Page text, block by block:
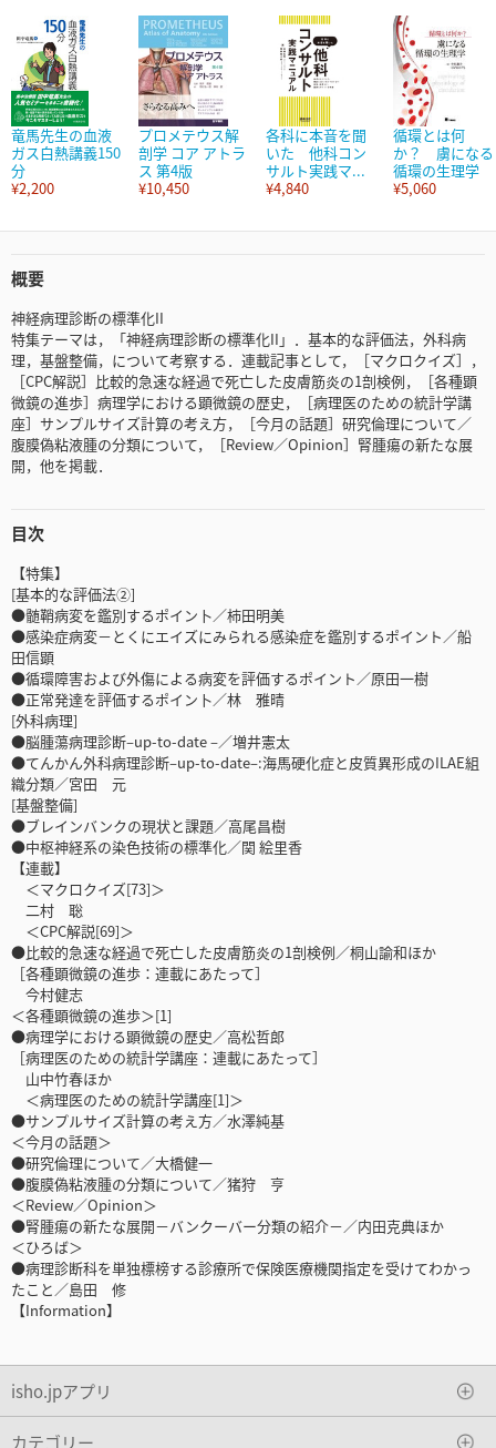
竜馬先生の血液
ガス白熱講義150
分
¥2,200
プロメテウス解
剖学 コア アトラ
ス 第4版
¥10,450
各科に本音を聞
いた 他科コン
サルト実践マ...
¥4,840
循環とは何
か？ 虜になる
循環の生理学
¥5,060
概要
神経病理診断の標準化II
特集テーマは，「神経病理診断の標準化II」．基本的な評価法，外科病
理，基盤整備，について考察する．連載記事として，［マクロクイズ］，
［CPC解説］比較的急速な経過で死亡した皮膚筋炎の1剖検例，［各種顕
微鏡の進歩］病理学における顕微鏡の歴史，［病理医のための統計学講
座］サンプルサイズ計算の考え方，［今月の話題］研究倫理について／
腹膜偽粘液腫の分類について，［Review／Opinion］腎腫瘍の新たな展
開，他を掲載．
目次
【特集】
[基本的な評価法②]
●髄鞘病変を鑑別するポイン卜／柿田明美
●感染症病変－とくにエイズにみられる感染症を鑑別するポイント／船
田信顕
●循環障害および外傷による病変を評価するポイント／原田一樹
●正常発達を評価するポイン卜／林 雅晴
[外科病理]
●脳腫蕩病理診断–up-to-date –／増井憲太
●てんかん外科病理診断–up-to-date–:海馬硬化症と皮質異形成のILAE組
織分類／宮田 元
[基盤整備]
●ブレインバンクの現状と課題／高尾昌樹
●中枢神経系の染色技術の標準化／関 絵里香
【連載】
＜マクロクイズ[73]＞
二村 聡
＜CPC解説[69]＞
●比較的急速な経過で死亡した皮膚筋炎の1剖検例／桐山諭和ほか
［各種顕微鏡の進歩：連載にあたって］
今村健志
＜各種顕微鏡の進歩＞[1]
●病理学における顕微鏡の歴史／高松哲郎
［病理医のための統計学講座：連載にあたって］
山中竹春ほか
＜病理医のための統計学講座[1]＞
●サンプルサイズ計算の考え方／水澤純基
＜今月の話題＞
●研究倫理について／大橋健一
●腹膜偽粘液腫の分類について／猪狩 亨
＜Review／Opinion＞
●腎腫瘍の新たな展開－バンクーバー分類の紹介－／内田克典ほか
＜ひろば＞
●病理診断科を単独標榜する診療所で保険医療機関指定を受けてわかっ
たこと／島田 修
【Information】
isho.jpアプリ
カテゴリー